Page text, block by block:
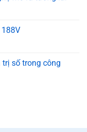
số trong công